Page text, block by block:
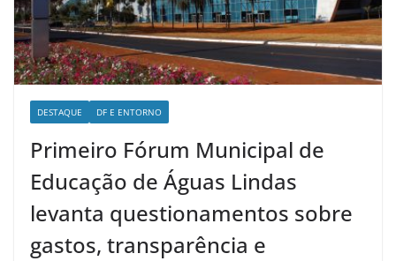
DESTAQUE DF E ENTORNO
Primeiro Fórum Municipal de
Educação de Águas Lindas
levanta questionamentos sobre
gastos, transparência e